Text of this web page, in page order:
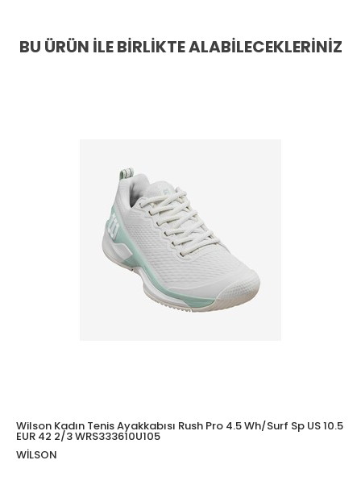
BU ÜRÜN İLE BIRLIKTE ALABILECEKLERINIZ
Wilson Kadın Tenis Ayakkabısı Rush Pro 4.5 Wh/Surf Sp US 10.5
EUR 42 2/3 WRS333610U105
WILSON